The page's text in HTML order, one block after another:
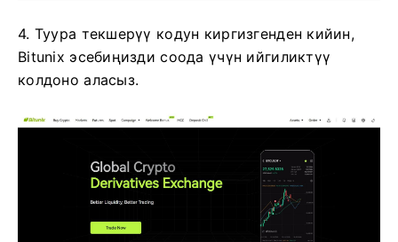
4. Туура текшерүү кодун киргизгенден кийин,
Bitunix эсебиңизди соода үчүн ийгиликтүү
колдоно аласыз.